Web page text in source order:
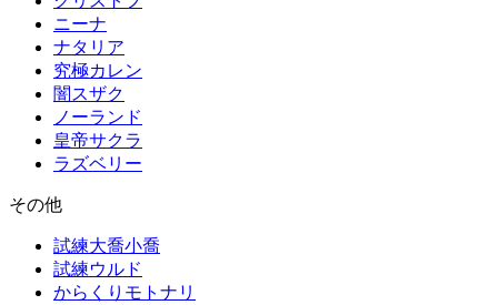
ニーナ
ナタリア
究極カレン
闇スザク
ノーランド
皇帝サクラ
ラズベリー
その他
試練大喬小喬
試練ウルド
からくりモトナリ